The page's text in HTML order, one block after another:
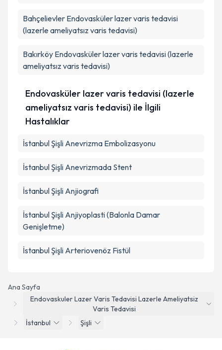
Ana Sayfa
Endovaskuler Lazer Varis Tedavisi Lazerle Ameliyatsiz
Varis Tedavisi
İstanbul
Şişli
Bahçelievler Endovasküler lazer varis tedavisi
(lazerle ameliyatsız varis tedavisi)
Bakırköy Endovasküler lazer varis tedavisi (lazerle
ameliyatsız varis tedavisi)
Endovasküler lazer varis tedavisi (lazerle
ameliyatsız varis tedavisi) ile İlgili
Hastalıklar
İstanbul Şişli Anevrizma Embolizasyonu
İstanbul Şişli Anevrizmada Stent
İstanbul Şişli Anjiografi
İstanbul Şişli Anjiyoplasti (Balonla Damar
Genişletme)
İstanbul Şişli Arteriovenöz Fistül